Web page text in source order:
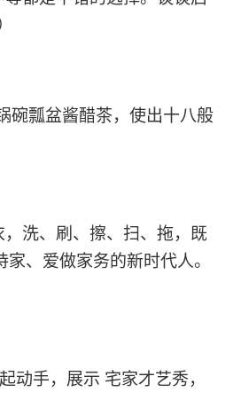
碗瓢盆酱醋茶，使出十八般
洗、刷、擦、扫、拖，既
家、爱做家务的新时代人。
动手， 展示 宅家才艺秀，